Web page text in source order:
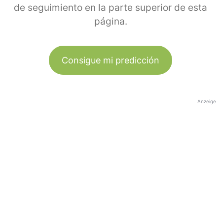
de seguimiento en la parte superior de esta
página.
Consigue mi predicción
Anzeige